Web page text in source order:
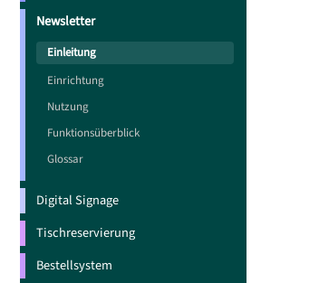
Newsletter
Einleitung
Einrichtung
Nutzung
Funktionsüberblick
Glossar
Digital Signage
Tischreservierung
Bestellsystem